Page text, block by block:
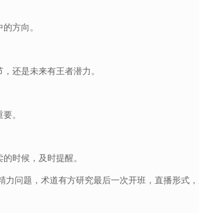
方向。
还是未来有王者潜力。
。
时候，及时提醒。
问题，术道有方研究最后一次开班，直播形式